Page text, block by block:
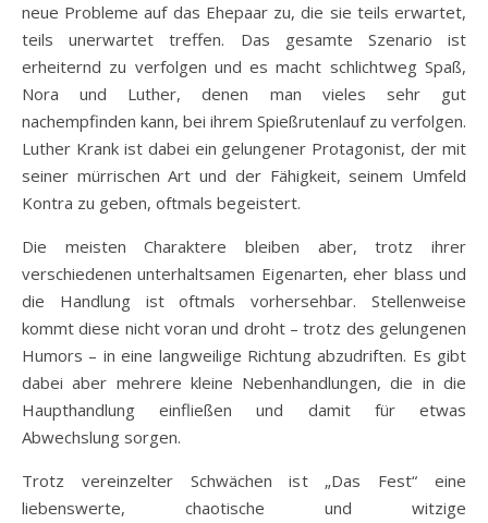
neue Probleme auf das Ehepaar zu, die sie teils erwartet,
teils unerwartet treffen. Das gesamte Szenario ist
erheiternd zu verfolgen und es macht schlichtweg Spaß,
Nora und Luther, denen man vieles sehr gut
nachempfinden kann, bei ihrem Spießrutenlauf zu verfolgen.
Luther Krank ist dabei ein gelungener Protagonist, der mit
seiner mürrischen Art und der Fähigkeit, seinem Umfeld
Kontra zu geben, oftmals begeistert.
Die meisten Charaktere bleiben aber, trotz ihrer
verschiedenen unterhaltsamen Eigenarten, eher blass und
die Handlung ist oftmals vorhersehbar. Stellenweise
kommt diese nicht voran und droht – trotz des gelungenen
Humors – in eine langweilige Richtung abzudriften. Es gibt
dabei aber mehrere kleine Nebenhandlungen, die in die
Haupthandlung einfließen und damit für etwas
Abwechslung sorgen.
Trotz vereinzelter Schwächen ist „Das Fest“ eine
liebenswerte, chaotische und witzige